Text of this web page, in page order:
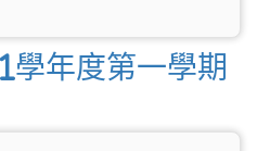
學年度第一學期